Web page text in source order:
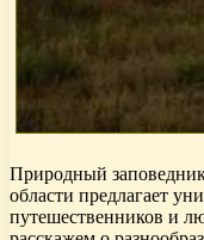
Природный
области предлагает
путешественников и